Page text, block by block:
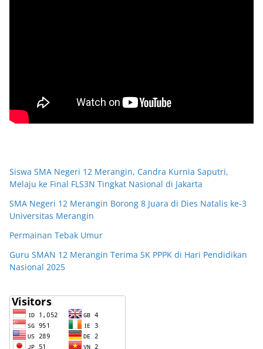
Siswa SMA Negeri 12 Merangin, Candra Kurnia Saputri,
Melaju ke Final FLS3N Tingkat Nasional di Jakarta
SMA Negeri 12 Merangin Borong 8 Juara di Dies Natalis ke-3
Universitas Merangin
Permainan Tebak Umur
Guru SMAN 12 Merangin Terima SK PPPK di Hari Pendidikan
Nasional 2025